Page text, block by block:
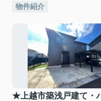
物件紹介
★上越市築浅戸建て・